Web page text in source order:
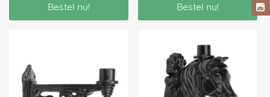
Bestel nu! Bestel nu!